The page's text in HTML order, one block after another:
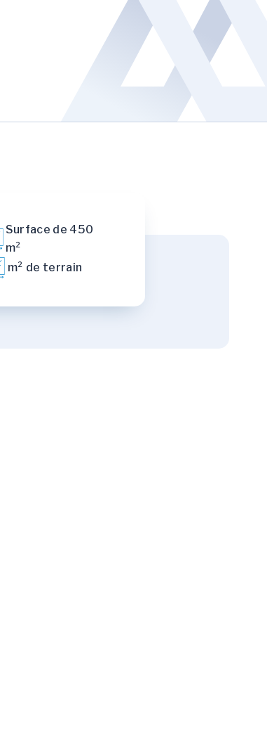
Surface de 450
m²
m² de terrain